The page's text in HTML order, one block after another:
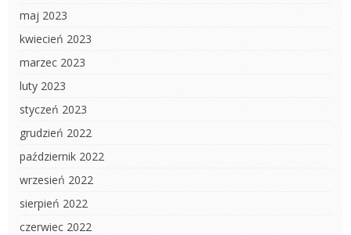
maj 2023
kwiecień 2023
marzec 2023
luty 2023
styczeń 2023
grudzień 2022
październik 2022
wrzesień 2022
sierpień 2022
czerwiec 2022